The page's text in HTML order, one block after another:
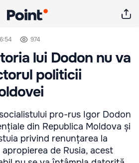
974
lui Dodon nu va
politicii
pro-rus Igor Dodon
din Republica Moldova și
privind renunțarea la
de Rusia, acest